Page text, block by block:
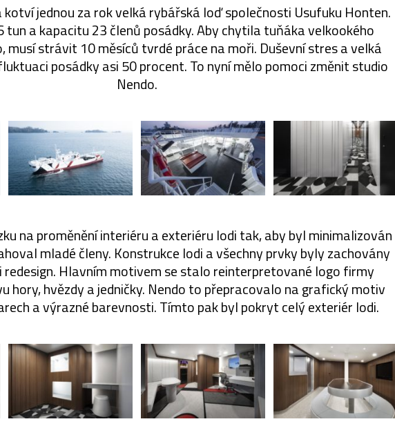
kotví jednou za rok velká rybářská loď společnosti Usufuku Honten.
a kapacitu 23 členů posádky. Aby chytila tuňáka velkookého
musí strávit 10 měsíců tvrdé práce na moři. Duševní stres a velká
posádky asi 50 procent. To nyní mělo pomoci změnit studio
Nendo.
na proměnění interiéru a exteriéru lodi tak, aby byl minimalizován
mladé členy. Konstrukce lodi a všechny prvky byly zachovány
redesign. Hlavním motivem se stalo reinterpretované logo firmy
hory, hvězdy a jedničky. Nendo to přepracovalo na grafický motiv
a výrazné barevnosti. Tímto pak byl pokryt celý exteriér lodi.